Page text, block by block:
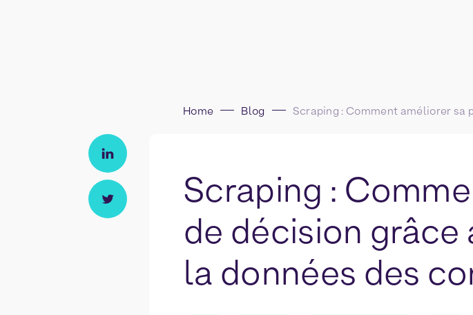
Home Blog
Scraping :
de décision grâce
la données des